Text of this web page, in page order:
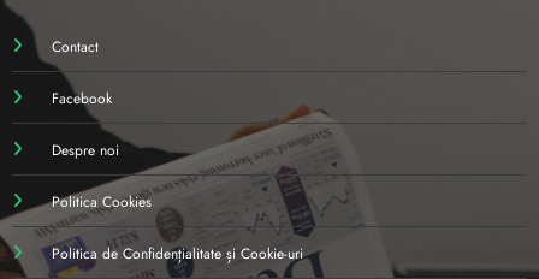
Contact
Facebook
Despre noi
Politica Cookies
Politica de Confidențialitate și Cookie-uri